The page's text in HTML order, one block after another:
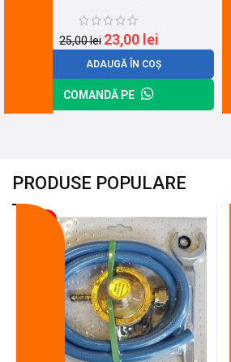
25,00lei 23,00 lei
ADAUGĂ ÎN COȘ
COMANDĂ PE
PRODUSE POPULARE